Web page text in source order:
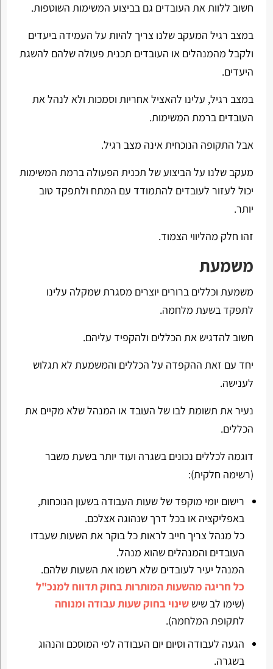
חשוב ללוות את העובדים גם בביצוע המשימות השוטפות.
במצב רגיל המעקב שלנו צריך להיות על העמידה ביעדים
ולקבל מהמנהלים או העובדים תכנית פעולה שלהם להשגת
היעדים.
במצב רגיל, עלינו להאציל אחריות וסמכות ולא לנהל את
העובדים ברמת המשימות.
אבל התקופה הנוכחית אינה מצב רגיל.
מעקב שלנו על הביצוע של תכנית הפעולה ברמת המשימות
יכול לעזור לעובדים להתמודד עם המתח ולתפקד טוב
יותר.
זהו חלק מהליווי הצמוד.
משמעת
משמעת וכללים ברורים יוצרים מסגרת שמקלה עלינו
לתפקד בשעת מלחמה.
חשוב להדגיש את הכללים ולהקפיד עליהם.
יחד עם זאת ההקפדה על הכללים והמשמעת לא תגלוש
לענישה.
נעיר את תשומת לבו של העובד או המנהל שלא מקיים את
הכללים.
דוגמה לכללים נכונים בשגרה ועוד יותר בשעת משבר
(רשימה חלקית):
רישום יומי מוקפד של שעות העבודה בשעון הנוכחות,
באפליקציה או בכל דרך שנהוגה אצלכם.
כל מנהל צריך חייב לראות כל בוקר את השעות שעבדו
העובדים והמנהלים שהוא מנהל.
המנהל יעיר לעובדים שלא רשמו את השעות שלהם.
כל חריגה מהשעות המותרות בחוק תדווח למנכ"ל
(שימו לב שיש שינוי בחוק שעות עבודה ומנוחה
לתקופת המלחמה).
הגעה לעבודה וסיום יום העבודה לפי המוסכם והנהוג
בשגרה.